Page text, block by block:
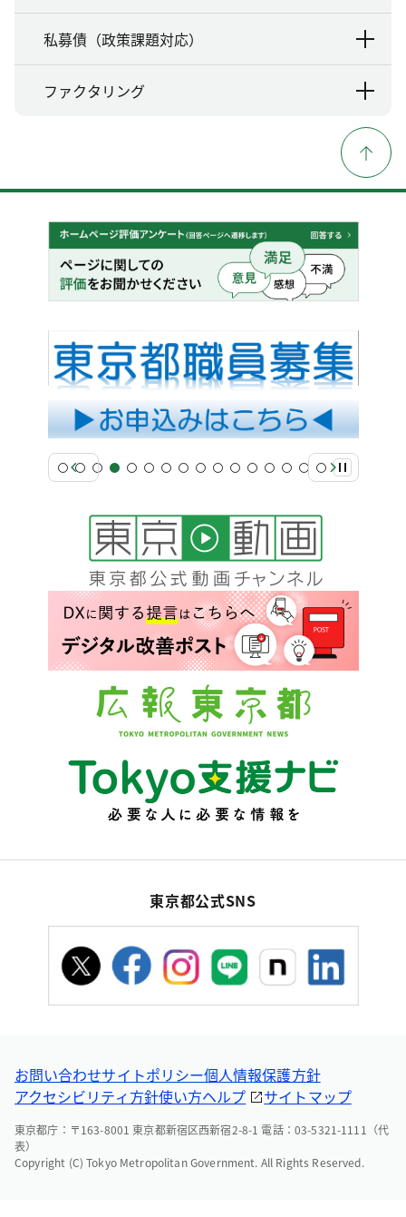
私募債（政策課題対応）
ファクタリング
東京都公式SNS
お問い合わせサイトポリシー個人情報保護方針
アクセシビリティ方針使い方ヘルプ サイトマップ
東京都庁：〒163-8001 東京都新宿区西新宿2-8-1 電話：03-5321-1111（代
表）
Copyright (C) Tokyo Metropolitan Government. All Rights Reserved.